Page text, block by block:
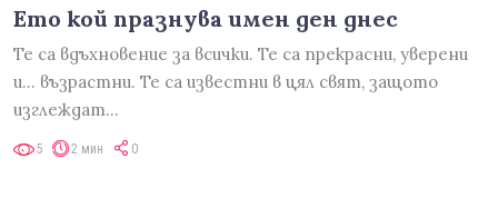
Ето кой празнува имен ден днес
Те са вдъхновение за всички. Те са прекрасни, уверени
и... възрастни. Те са известни в цял свят, защото
изглеждат…
5 2 мин 0